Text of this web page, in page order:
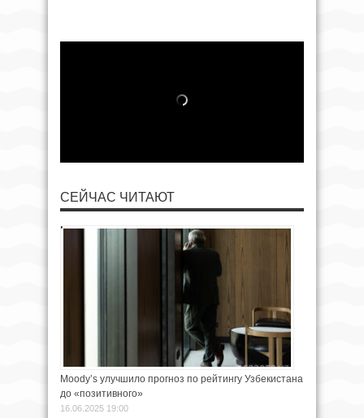
СЕЙЧАС ЧИТАЮТ
Moody’s улучшило прогноз по рейтингу Узбекистана
до «позитивного»
16.06.2025 19:00